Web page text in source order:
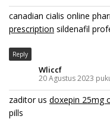
canadian cialis online
prescription sildenafil
Reply
Wliccf
20 Agustus 2023
zaditor us doxepin 25mg
pills